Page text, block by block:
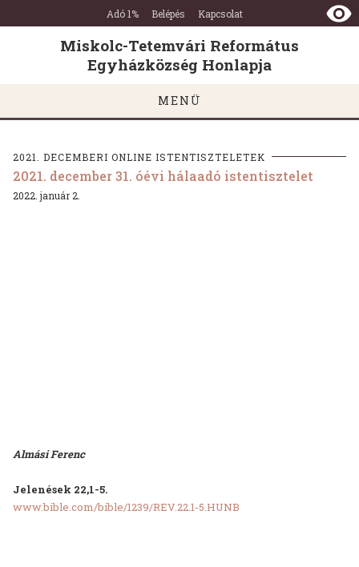
Miskolc-
Tetemvári
Református
Egyházközség
Honlapja
Ugrás a tartalomra
Ugrás a láblécre
Adó 1% Belépés Kapcsolat
Miskolc-Tetemvári Református
Egyházközség Honlapja
MENÜ
2021. DECEMBERI ONLINE ISTENTISZTELETEK
2021. december 31. óévi hálaadó istentisztelet
2022. január 2.
Almási Ferenc
Jelenések 22,1-5.
www.bible.com/bible/1239/REV.22.1-5.HUNB